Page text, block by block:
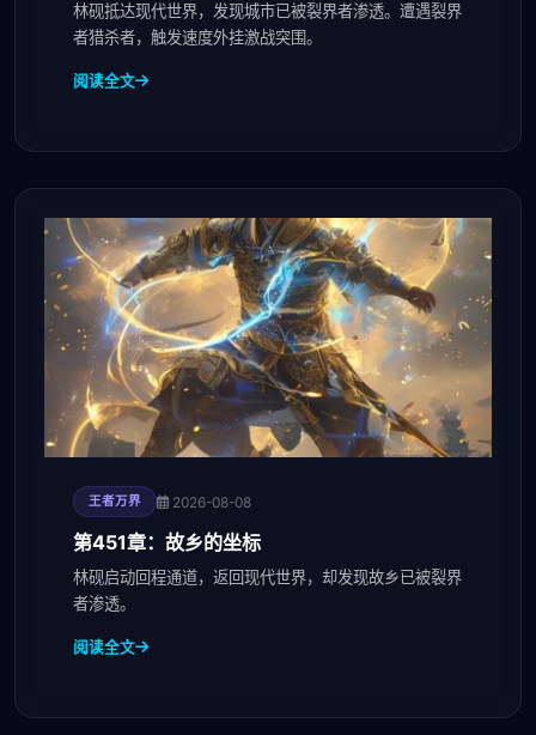
林砚抵达现代世界，发现城市已被裂界者渗透。遭遇裂界
者猎杀者，触发速度外挂激战突围。
阅读全文
王者万界 2026-08-08
第451章：故乡的坐标
林砚启动回程通道，返回现代世界，却发现故乡已被裂界
者渗透。
阅读全文